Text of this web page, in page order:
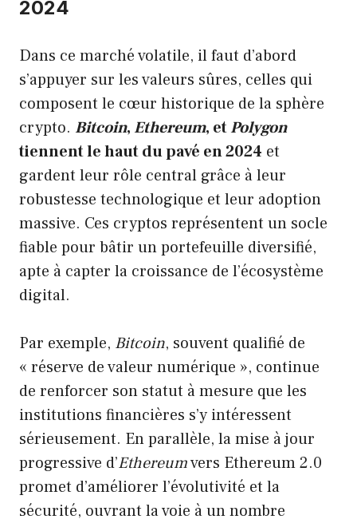
2024
Dans ce marché volatile, il faut d’abord
s’appuyer sur les valeurs sûres, celles qui
composent le cœur historique de la sphère
crypto. Bitcoin,Ethereum, etPolygon
tiennent le haut du pavé en 2024 et
gardent leur rôle central grâce à leur
robustesse technologique et leur adoption
massive. Ces cryptos représentent un socle
fiable pour bâtir un portefeuille diversifié,
apte à capter la croissance de l’écosystème
digital.
Par exemple, Bitcoin, souvent qualifié de
« réserve de valeur numérique », continue
de renforcer son statut à mesure que les
institutions financières s’y intéressent
sérieusement. En parallèle, la mise à jour
progressive d’Ethereumvers Ethereum 2.0
promet d’améliorer l’évolutivité et la
sécurité, ouvrant la voie à un nombre